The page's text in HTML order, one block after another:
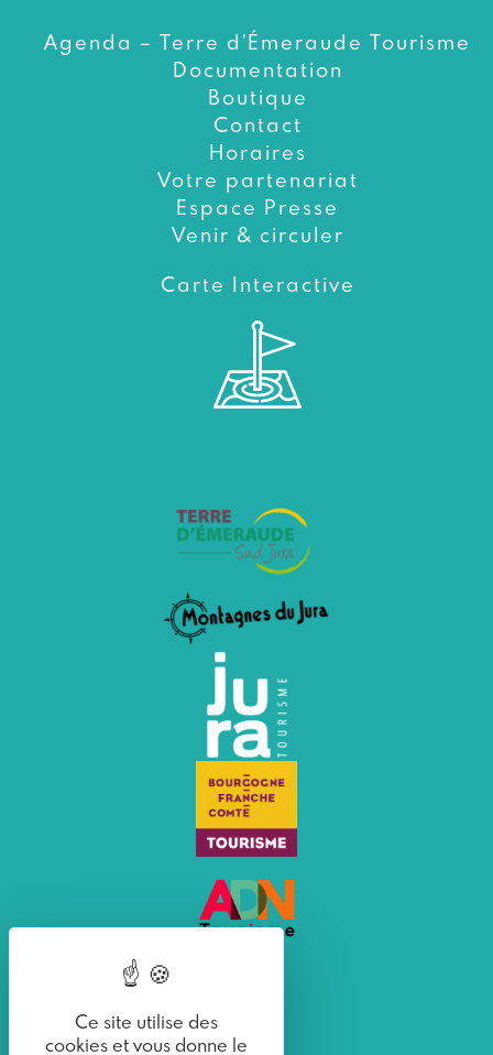
Agenda – Terre d’Émeraude Tourisme
Documentation
Boutique
Contact
Horaires
Votre partenariat
Espace Presse
Venir & circuler
Carte Interactive
Ce site utilise des
cookies et vous donne le